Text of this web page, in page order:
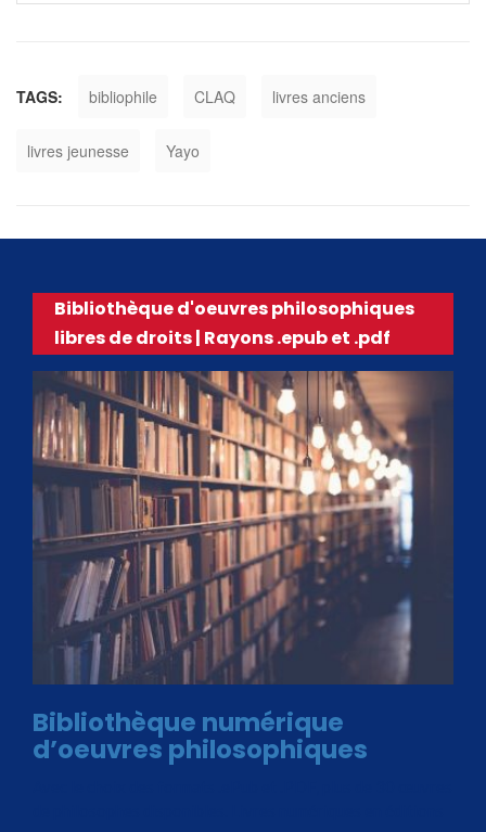
TAGS: bibliophile CLAQ livres anciens
livres jeunesse Yayo
Bibliothèque d'oeuvres philosophiques
libres de droits | Rayons .epub et .pdf
Bibliothèque numérique
d’oeuvres philosophiques